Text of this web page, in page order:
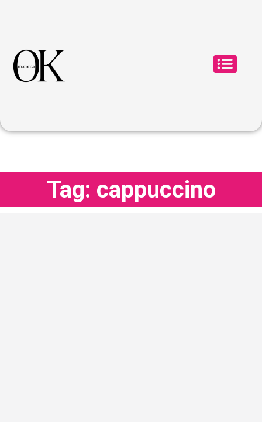
Tag: cappuccino